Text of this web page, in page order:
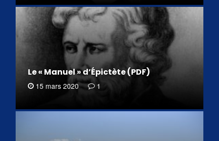
Le « Manuel » d’Épictète (PDF)
15 mars 2020 1